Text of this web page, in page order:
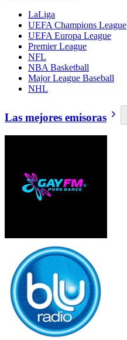
LaLiga
UEFA Champions League
UEFA Europa League
Premier League
NFL
NBA Basketball
Major League Baseball
NHL
Las mejores emisoras